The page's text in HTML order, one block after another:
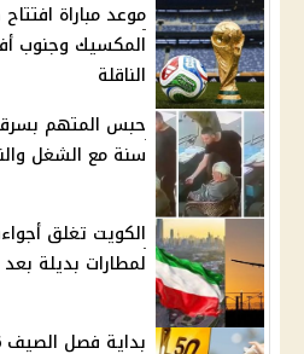
المكسيك وجنوب
الناقلة
حبس المتهم
سنة مع الشغل
الكويت تغلق
لمطارات بديلة